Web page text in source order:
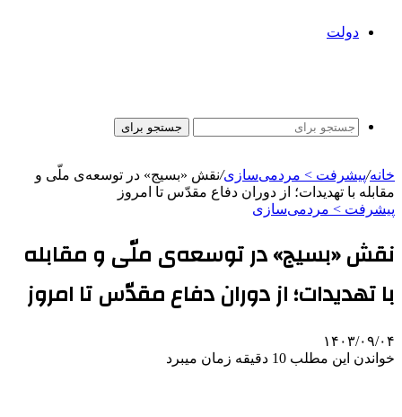
دولت
جستجو برای
خانه/پیشرفت > مردمی‌سازی/نقش «بسیج» در توسعه‌ی ملّی و
مقابله با تهدیدات؛ از دوران دفاع مقدّس تا امروز
پیشرفت > مردمی‌سازی
نقش «بسیج» در توسعه‌ی ملّی و مقابله
با تهدیدات؛ از دوران دفاع مقدّس تا امروز
۱۴۰۳/۰۹/۰۴
خواندن این مطلب 10 دقیقه زمان میبرد